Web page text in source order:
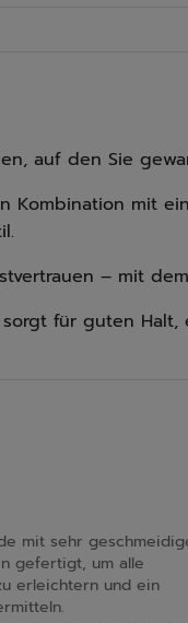
auf den Sie
Kombination mit
– mit
für guten
mit sehr
gefertigt, um alle
erleichtern und ein